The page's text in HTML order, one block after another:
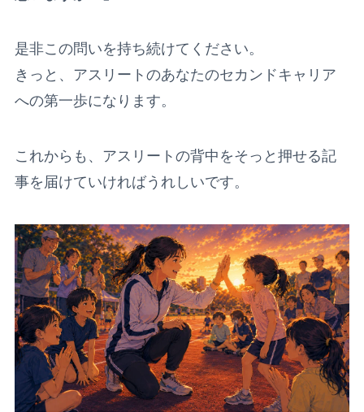
是非この問いを持ち続けてください。
きっと、アスリートのあなたのセカンドキャリア
への第一歩になります。
これからも、アスリートの背中をそっと押せる記
事を届けていければうれしいです。